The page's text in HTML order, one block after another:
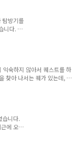
면서
러볼까 생각 중입니다. 이 곳
는 분들도 한번 들어보셨으
것 같네요. 뭐 스키드러쉬를
에 모든 노래가 copy 되지
탐방기를
니다. 역
나오고
... 중앙
때 만
가 한창
에서 서
. 거리
기를
익숙하지 않아서 퀘스트를 하
찾아 나서는 퀘가 있는데, 계
하고 나니 노하우가 생겨서
많이 줄이시고 들으시길 ^^
는 쉽게 도착할 수 있다. 각
며 완전히 출발 하기 전에는
완전히 다 잡은 다음에 출
습니다.
에 오픈
아, 세